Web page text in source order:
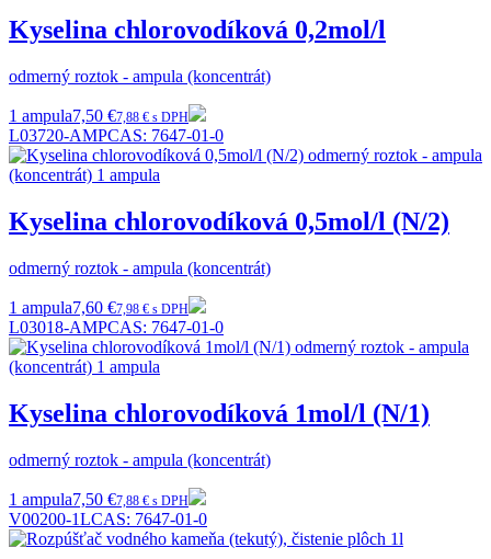
Kyselina chlorovodíková 0,2mol/l
odmerný roztok - ampula (koncentrát)
1 ampula7,50 €7,88 € s DPH
L03720-AMPCAS: 7647-01-0
Kyselina chlorovodíková 0,5mol/l (N/2)
odmerný roztok - ampula (koncentrát)
1 ampula7,60 €7,98 € s DPH
L03018-AMPCAS: 7647-01-0
Kyselina chlorovodíková 1mol/l (N/1)
odmerný roztok - ampula (koncentrát)
1 ampula7,50 €7,88 € s DPH
V00200-1LCAS: 7647-01-0